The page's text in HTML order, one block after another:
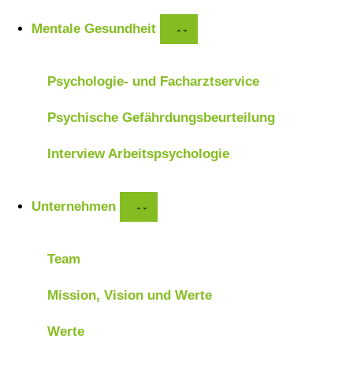
Mentale Gesundheit
Psychologie- und Facharztservice
Psychische Gefährdungsbeurteilung
Interview Arbeitspsychologie
Unternehmen
Team
Mission, Vision und Werte
Werte